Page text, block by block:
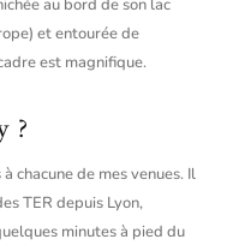
et entourée de
est magnifique.
?
chacune de mes venues. Il
TER depuis Lyon,
minutes à pied du